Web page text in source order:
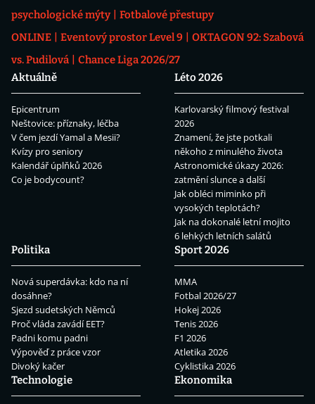
psychologické mýty
Fotbalové přestupy
ONLINE
Eventový prostor Level 9
OKTAGON 92: Szabová
vs. Pudilová
Chance Liga 2026/27
Aktuálně
Epicentrum
Neštovice: příznaky, léčba
V čem jezdí Yamal a Mesii?
Kvízy pro seniory
Kalendář úplňků 2026
Co je bodycount?
Léto 2026
Karlovarský filmový festival
2026
Znamení, že jste potkali
někoho z minulého života
Astronomické úkazy 2026:
zatmění slunce a další
Jak obléci miminko při
vysokých teplotách?
Jak na dokonalé letní mojito
6 lehkých letních salátů
Politika
Nová superdávka: kdo na ní
dosáhne?
Sjezd sudetských Němců
Proč vláda zavádí EET?
Padni komu padni
Výpověď z práce vzor
Divoký kačer
Sport 2026
MMA
Fotbal 2026/27
Hokej 2026
Tenis 2026
F1 2026
Atletika 2026
Cyklistika 2026
Technologie
Ekonomika